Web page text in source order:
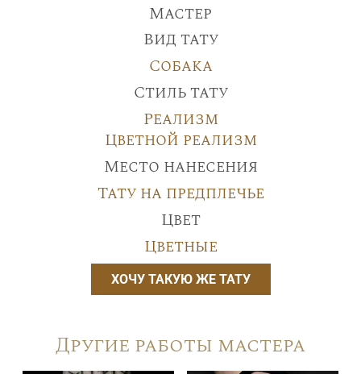
Мастер
Вид тату
Собака
Стиль тату
Реализм
Цветной реализм
Место нанесения
Тату на предплечье
Цвет
Цветные
ХОЧУ ТАКУЮ ЖЕ ТАТУ
Другие работы мастера